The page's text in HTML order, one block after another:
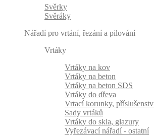
Svěrky
Svěráky
Nářadí pro vrtání, řezání a pilování
Vrtáky
Vrtáky na kov
Vrtáky na beton
Vrtáky na beton SDS
Vrtáky do dřeva
Vrtací korunky,
Sady vrtáků
Vrtáky do skla, glazury
Vyřezávací nářadí - ostatní